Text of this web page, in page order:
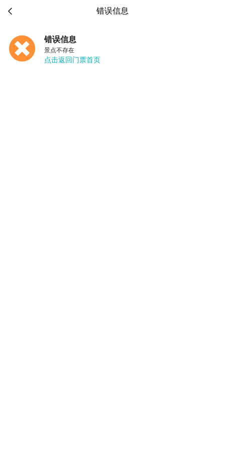
 错误信息
错误信息
景点不存在
点击返回门票首页